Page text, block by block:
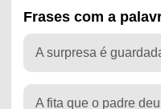
Frases com a
A surpresa é
A fita que o padre